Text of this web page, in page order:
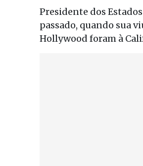
Presidente dos
passado, quando sua
Hollywood foram à